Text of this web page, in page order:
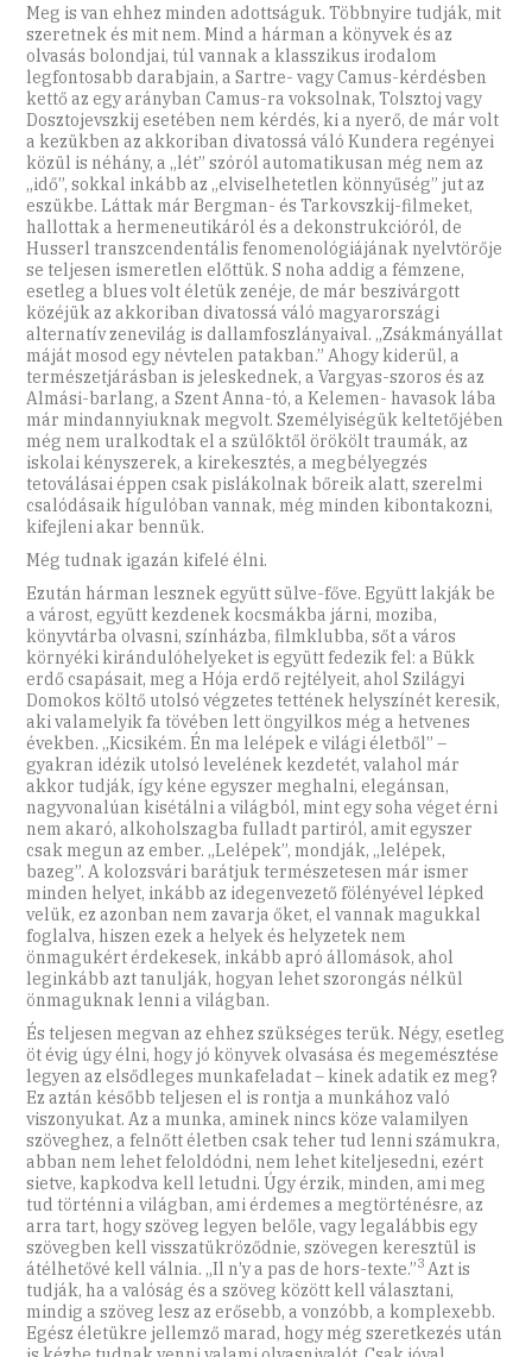
Meg is van ehhez minden adottságuk. Többnyire tudják, mit
szeretnek és mit nem. Mind a hárman a könyvek és az
olvasás bolondjai, túl vannak a klasszikus irodalom
legfontosabb darabjain, a Sartre- vagy Camus-kérdésben
kettő az egy arányban Camus-ra voksolnak, Tolsztoj vagy
Dosztojevszkij esetében nem kérdés, ki a nyerő, de már volt
a kezükben az akkoriban divatossá váló Kundera regényei
közül is néhány, a „lét” szóról automatikusan még nem az
„idő”, sokkal inkább az „elviselhetetlen könnyűség” jut az
eszükbe. Láttak már Bergman- és Tarkovszkij-filmeket,
hallottak a hermeneutikáról és a dekonstrukcióról, de
Husserl transzcendentális fenomenológiájának nyelvtörője
se teljesen ismeretlen előttük. S noha addig a fémzene,
esetleg a blues volt életük zenéje, de már beszivárgott
közéjük az akkoriban divatossá váló magyarországi
alternatív zenevilág is dallamfoszlányaival. „Zsákmányállat
máját mosod egy névtelen patakban.” Ahogy kiderül, a
természetjárásban is jeleskednek, a Vargyas-szoros és az
Almási-barlang, a Szent Anna-tó, a Kelemen- havasok lába
már mindannyiuknak megvolt. Személyiségük keltetőjében
még nem uralkodtak el a szülőktől örökölt traumák, az
iskolai kényszerek, a kirekesztés, a megbélyegzés
tetoválásai éppen csak pislákolnak bőreik alatt, szerelmi
csalódásaik hígulóban vannak, még minden kibontakozni,
kifejleni akar bennük.
Még tudnak igazán kifelé élni.
Ezután hárman lesznek együtt sülve-főve. Együtt lakják be
a várost, együtt kezdenek kocsmákba járni, moziba,
könyvtárba olvasni, színházba, filmklubba, sőt a város
környéki kirándulóhelyeket is együtt fedezik fel: a Bükk
erdő csapásait, meg a Hója erdő rejtélyeit, ahol Szilágyi
Domokos költő utolsó végzetes tettének helyszínét keresik,
aki valamelyik fa tövében lett öngyilkos még a hetvenes
években. „Kicsikém. Én ma lelépek e világi életből” –
gyakran idézik utolsó levelének kezdetét, valahol már
akkor tudják, így kéne egyszer meghalni, elegánsan,
nagyvonalúan kisétálni a világból, mint egy soha véget érni
nem akaró, alkoholszagba fulladt partiról, amit egyszer
csak megun az ember. „Lelépek”, mondják, „lelépek,
bazeg”. A kolozsvári barátjuk természetesen már ismer
minden helyet, inkább az idegenvezető fölényével lépked
velük, ez azonban nem zavarja őket, el vannak magukkal
foglalva, hiszen ezek a helyek és helyzetek nem
önmagukért érdekesek, inkább apró állomások, ahol
leginkább azt tanulják, hogyan lehet szorongás nélkül
önmaguknak lenni a világban.
És teljesen megvan az ehhez szükséges terük. Négy, esetleg
öt évig úgy élni, hogy jó könyvek olvasása és megemésztése
legyen az elsődleges munkafeladat – kinek adatik ez meg?
Ez aztán később teljesen el is rontja a munkához való
viszonyukat. Az a munka, aminek nincs köze valamilyen
szöveghez, a felnőtt életben csak teher tud lenni számukra,
abban nem lehet feloldódni, nem lehet kiteljesedni, ezért
sietve, kapkodva kell letudni. Úgy érzik, minden, ami meg
tud történni a világban, ami érdemes a megtörténésre, az
arra tart, hogy szöveg legyen belőle, vagy legalábbis egy
szövegben kell visszatükröződnie, szövegen keresztül is
átélhetővé kell válnia. „Il n’y a pas de hors-texte.”3 Azt is
tudják, ha a valóság és a szöveg között kell választani,
mindig a szöveg lesz az erősebb, a vonzóbb, a komplexebb.
Egész életükre jellemző marad, hogy még szeretkezés után